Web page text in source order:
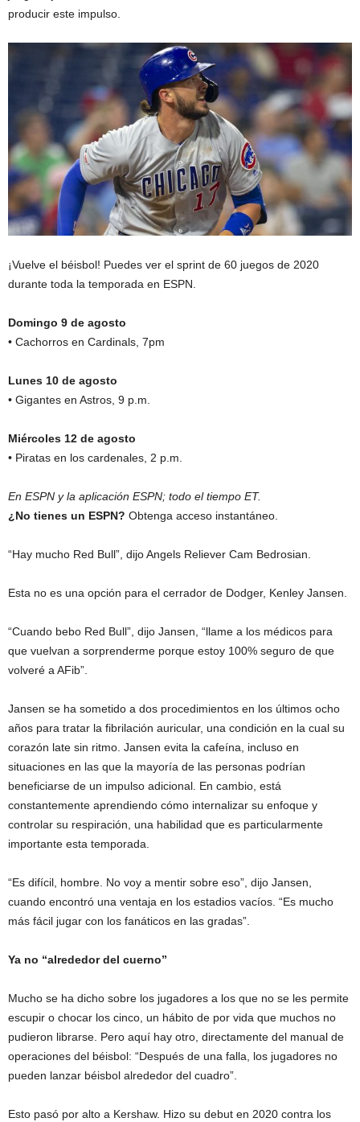
producir este impulso.
¡Vuelve el béisbol! Puedes ver el sprint de 60 juegos de 2020
durante toda la temporada en ESPN.
Domingo 9 de agosto
• Cachorros en Cardinals, 7pm
Lunes 10 de agosto
• Gigantes en Astros, 9 p.m.
Miércoles 12 de agosto
• Piratas en los cardenales, 2 p.m.
En ESPN y la aplicación ESPN; todo el tiempo ET.
¿No tienes un ESPN? Obtenga acceso instantáneo.
“Hay mucho Red Bull”, dijo Angels Reliever Cam Bedrosian.
Esta no es una opción para el cerrador de Dodger, Kenley Jansen.
“Cuando bebo Red Bull”, dijo Jansen, “llame a los médicos para
que vuelvan a sorprenderme porque estoy 100% seguro de que
volveré a AFib”.
Jansen se ha sometido a dos procedimientos en los últimos ocho
años para tratar la fibrilación auricular, una condición en la cual su
corazón late sin ritmo. Jansen evita la cafeína, incluso en
situaciones en las que la mayoría de las personas podrían
beneficiarse de un impulso adicional. En cambio, está
constantemente aprendiendo cómo internalizar su enfoque y
controlar su respiración, una habilidad que es particularmente
importante esta temporada.
“Es difícil, hombre. No voy a mentir sobre eso”, dijo Jansen,
cuando encontró una ventaja en los estadios vacíos. “Es mucho
más fácil jugar con los fanáticos en las gradas”.
Ya no “alrededor del cuerno”
Mucho se ha dicho sobre los jugadores a los que no se les permite
escupir o chocar los cinco, un hábito de por vida que muchos no
pudieron librarse. Pero aquí hay otro, directamente del manual de
operaciones del béisbol: “Después de una falla, los jugadores no
pueden lanzar béisbol alrededor del cuadro”.
Esto pasó por alto a Kershaw. Hizo su debut en 2020 contra los